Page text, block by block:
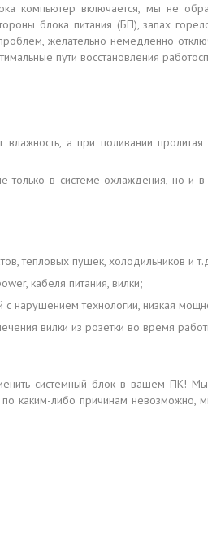
компьютер включается, мы не
блока питания (БП), запах
желательно немедленно
пути восстановления
а при поливании
только в системе охлаждения, но
тепловых пушек, холодильников и
кабеля питания, вилки;
нарушением технологии, низкая
вилки из розетки во время
системный блок в вашем ПК!
каким-либо причинам невозможно,